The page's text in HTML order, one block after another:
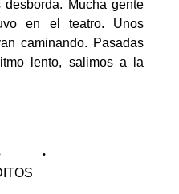
Mucha gente
en el teatro. Unos
caminando. Pasadas
lento, salimos a la